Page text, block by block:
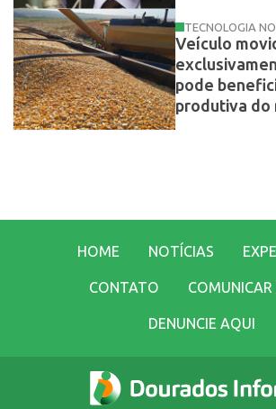
TECNOLOGIA
Veículo
pode
produtiva do
HOME NOTÍCIAS
CONTATO COMUNICAR
DENUNCIE AQUI